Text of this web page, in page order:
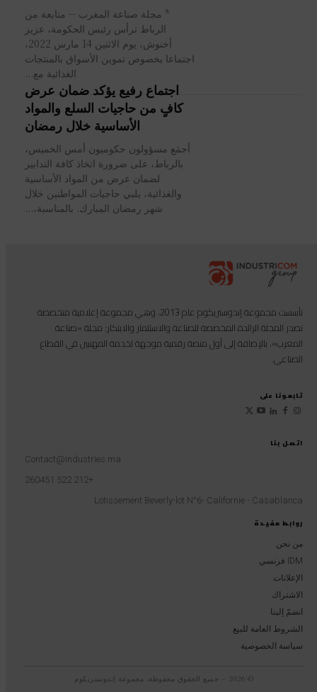
* مجلة صناعة المغرب -- متابعة من
الرباط ترأس رئيس الحكومة، عزيز
أخنوش، يوم الاثنين 14 مارس 2022،
اجتماعا بخصوص تموين الأسواق بالمنتجات
الغذائية مع...
اجتماع رفيع يؤكد ضمان عرض
كافٍ من حاجيات السلع والمواد
الأساسية خلال رمضان
أجمَع مسؤولون حكوميون أمس الخميس،
بالرباط، على ضرورة اتخاذ كافة التدابير
لضمان عرض من المواد الأساسية
والغذائية، يلبي حاجيات المواطنين خلال
شهر رمضان المبارك. بالمناسبة،...
روابط مفيدة
من نحن
IDM فرنسي
الإعلانات
الاشتراك
انضمّ إلينا
الشروط العامة للبيع
سياسة الخصوصية
اتصل بنا
Contact@industries.ma
+212 522 260451
Lotissement Beverly-lot N°6- Californie - Casablanca
تأسست مجموعة إندوستريكوم عام 2013، وهي مجموعة إعلامية متخصصة
تصدر المجلة الرائدة المخصصة للصناعة والاستثمار والابتكار: مجلة «صناعة
المغرب»، بالإضافة إلى أول منصة رقمية موجهة لخدمة المهنيين في القطاع
الصناعي.
تابعونا على
© 2026 – جميع الحقوق محفوظة، مجموعة إندوستريكوم